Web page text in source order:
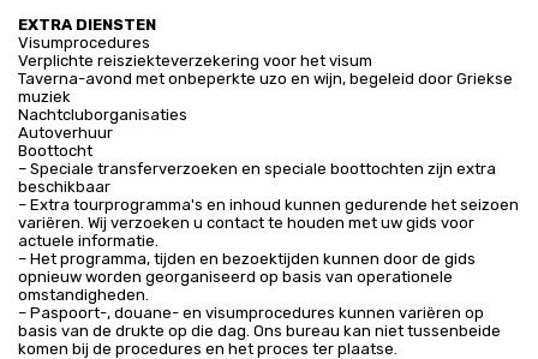
EXTRA DIENSTEN
Visumprocedures
Verplichte reisziekteverzekering voor het visum
Taverna-avond met onbeperkte uzo en wijn, begeleid door Griekse
muziek
Nachtcluborganisaties
Autoverhuur
Boottocht
– Speciale transferverzoeken en speciale boottochten zijn extra
beschikbaar
– Extra tourprogramma's en inhoud kunnen gedurende het seizoen
variëren. Wij verzoeken u contact te houden met uw gids voor
actuele informatie.
– Het programma, tijden en bezoektijden kunnen door de gids
opnieuw worden georganiseerd op basis van operationele
omstandigheden.
– Paspoort-, douane- en visumprocedures kunnen variëren op
basis van de drukte op die dag. Ons bureau kan niet tussenbeide
komen bij de procedures en het proces ter plaatse.